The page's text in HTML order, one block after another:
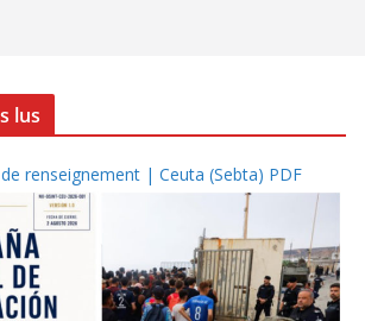
lus
renseignement | Ceuta (Sebta) PDF